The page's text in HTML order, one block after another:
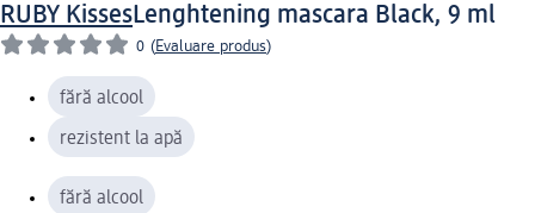
RUBY KissesLenghtening mascara Black, 9 ml
0 (Evaluare produs)
fără alcool
rezistent la apă
fără alcool